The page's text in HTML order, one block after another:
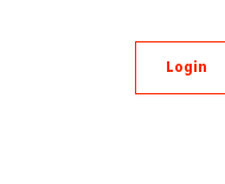
Login